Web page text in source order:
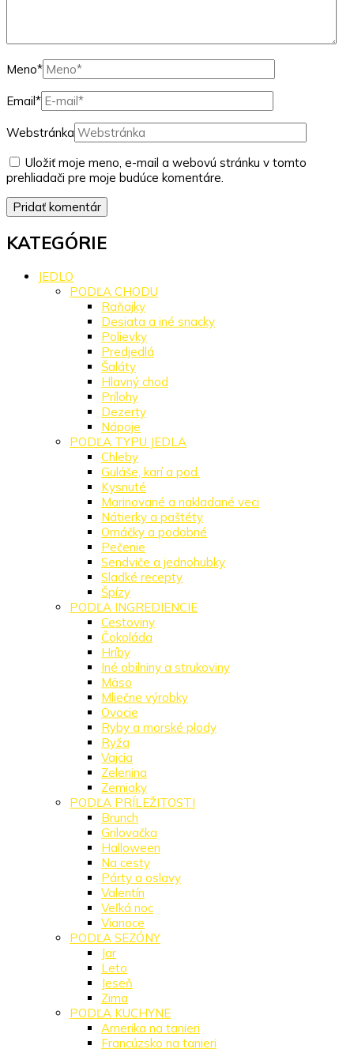
Meno*
Email*
Webstránka
Uložiť moje meno, e-mail a webovú stránku v tomto
prehliadači pre moje budúce komentáre.
KATEGÓRIE
JEDLO
PODĽA CHODU
Raňajky
Desiata a iné snacky
Polievky
Predjedlá
Šaláty
Hlavný chod
Prílohy
Dezerty
Nápoje
PODĽA TYPU JEDLA
Chleby
Guláše, karí a pod.
Kysnuté
Marinované a nakladané veci
Nátierky a paštéty
Omáčky a podobné
Pečenie
Sendviče a jednohubky
Sladké recepty
Špízy
PODĽA INGREDIENCIE
Cestoviny
Čokoláda
Hríby
Iné obilniny a strukoviny
Mäso
Mliečne výrobky
Ovocie
Ryby a morské plody
Ryža
Vajcia
Zelenina
Zemiaky
PODĽA PRÍLEŽITOSTI
Brunch
Grilovačka
Halloween
Na cesty
Párty a oslavy
Valentín
Veľká noc
Vianoce
PODĽA SEZÓNY
Jar
Leto
Jeseň
Zima
PODĽA KUCHYNE
Amerika na tanieri
Francúzsko na tanieri